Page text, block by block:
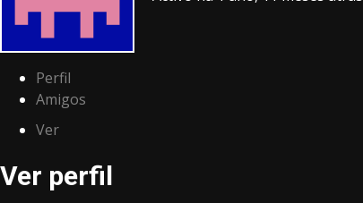
Perfil
Amigos
Ver
Ver perfil